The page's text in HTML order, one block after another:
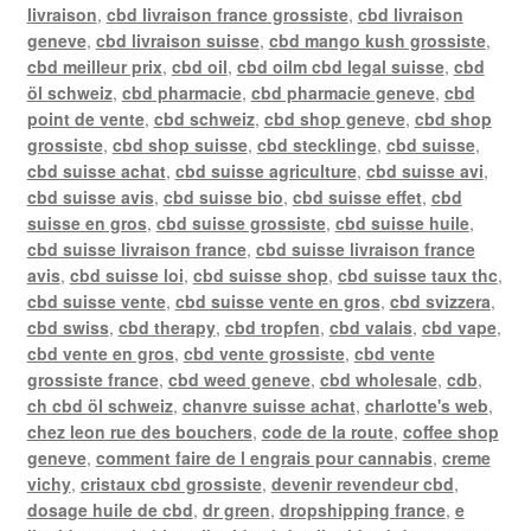
livraison, cbd livraison france grossiste, cbd livraison
geneve, cbd livraison suisse, cbd mango kush grossiste,
cbd meilleur prix, cbd oil, cbd oilm cbd legal suisse, cbd
öl schweiz, cbd pharmacie, cbd pharmacie geneve, cbd
point de vente, cbd schweiz, cbd shop geneve, cbd shop
grossiste, cbd shop suisse, cbd stecklinge, cbd suisse,
cbd suisse achat, cbd suisse agriculture, cbd suisse avi,
cbd suisse avis, cbd suisse bio, cbd suisse effet, cbd
suisse en gros, cbd suisse grossiste, cbd suisse huile,
cbd suisse livraison france, cbd suisse livraison france
avis, cbd suisse loi, cbd suisse shop, cbd suisse taux thc,
cbd suisse vente, cbd suisse vente en gros, cbd svizzera,
cbd swiss, cbd therapy, cbd tropfen, cbd valais, cbd vape,
cbd vente en gros, cbd vente grossiste, cbd vente
grossiste france, cbd weed geneve, cbd wholesale, cdb,
ch cbd öl schweiz, chanvre suisse achat, charlotte's web,
chez leon rue des bouchers, code de la route, coffee shop
geneve, comment faire de l engrais pour cannabis, creme
vichy, cristaux cbd grossiste, devenir revendeur cbd,
dosage huile de cbd, dr green, dropshipping france, e